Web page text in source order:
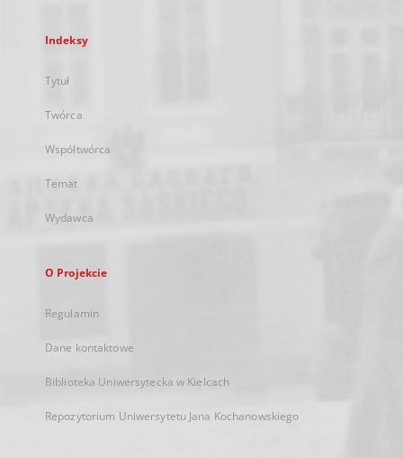
Indeksy
Tytuł
Twórca
Współtwórca
Temat
Wydawca
O Projekcie
Regulamin
Dane kontaktowe
Biblioteka Uniwersytecka w Kielcach
Repozytorium Uniwersytetu Jana Kochanowskiego